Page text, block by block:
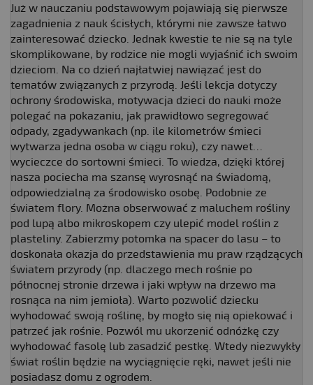
Już w nauczaniu podstawowym pojawiają się pierwsze
zagadnienia z nauk ścisłych, którymi nie zawsze łatwo
zainteresować dziecko. Jednak kwestie te nie są na tyle
skomplikowane, by rodzice nie mogli wyjaśnić ich swoim
dzieciom. Na co dzień najłatwiej nawiązać jest do
tematów związanych z przyrodą. Jeśli lekcja dotyczy
ochrony środowiska, motywacja dzieci do nauki może
polegać na pokazaniu, jak prawidłowo segregować
odpady, zgadywankach (np. ile kilometrów śmieci
wytwarza jedna osoba w ciągu roku), czy nawet…
wycieczce do sortowni śmieci. To wiedza, dzięki której
nasza pociecha ma szansę wyrosnąć na świadomą,
odpowiedzialną za środowisko osobę. Podobnie ze
światem flory. Można obserwować z maluchem rośliny
pod lupą albo mikroskopem czy ulepić model roślin z
plasteliny. Zabierzmy potomka na spacer do lasu – to
doskonała okazja do przedstawienia mu praw rządzących
światem przyrody (np. dlaczego mech rośnie po
północnej stronie drzewa i jaki wpływ na drzewo ma
rosnąca na nim jemioła). Warto pozwolić dziecku
wyhodować swoją roślinę, by mogło się nią opiekować i
patrzeć jak rośnie. Pozwól mu ukorzenić odnóżkę czy
wyhodować fasolę lub zasadzić pestkę. Wtedy niezwykły
świat roślin będzie na wyciągnięcie ręki, nawet jeśli nie
posiadasz domu z ogrodem.